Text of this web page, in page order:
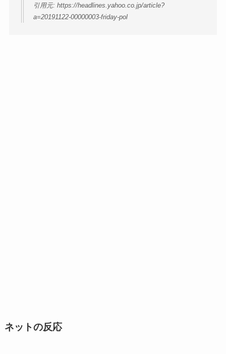
引用元: https://headlines.yahoo.co.jp/article?
a=20191122-00000003-friday-pol
ネットの反応